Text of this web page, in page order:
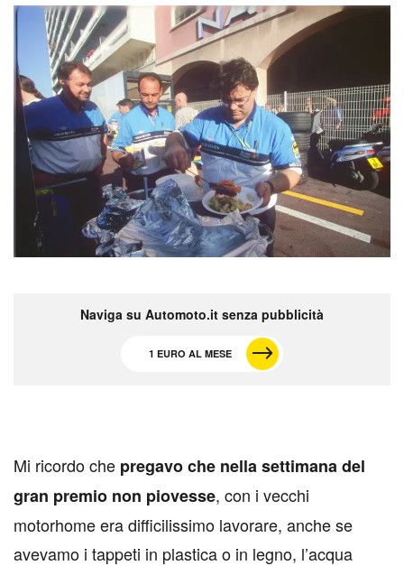
Naviga su Automoto.it senza pubblicità
1 EURO AL MESE
Mi ricordo che pregavo che nella settimana del
gran premio non piovesse, con i vecchi
motorhome era difficilissimo lavorare, anche se
avevamo i tappeti in plastica o in legno, l’acqua